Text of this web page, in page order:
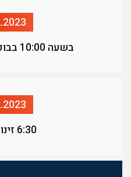
בשעה 10:00 בבוקר סגירת הרשמה
6:30 זינוק ראשון